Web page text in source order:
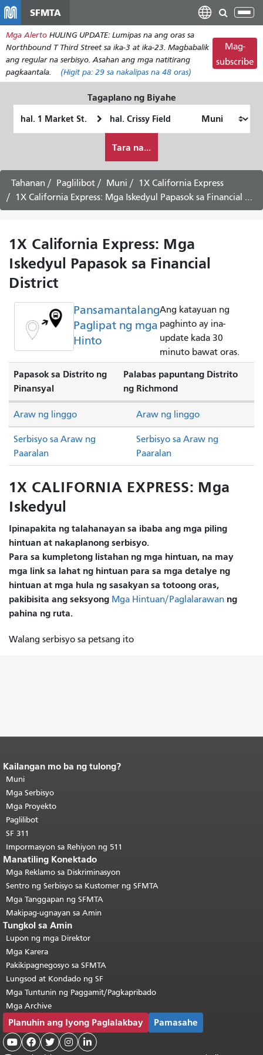
pangunahing
nilalaman
SFMTA
I-
ang
Mga Alerto HULING UPDATE: Lumipas na ang oras sa
Northbound T Third Street sa ika-3 at ika-23. Magbabalik
ang regular na serbisyo. Asahan ang mga natitirang
pagkaantala.
(Higit pa: 29 sa nakalipas na 48 oras)
Mag-
subscribe
Tagaplano ng Biyahe
ko
gustong
maglakbay
Tara na...
Tahanan Paglilibot Muni
1X California Express
1X California Express: Mga Iskedyul Papasok sa Financial District
1X California Express: Mga
Iskedyul Papasok sa Financial
District
Pansamantalang
Paglipat ng mga
Hinto
Ang katayuan ng
paghinto ay ina-
update kada 30
minuto bawat oras.
Papasok sa Distrito ng
Pinansyal
Palabas papuntang Distrito
ng Richmond
Araw ng linggo Araw ng linggo
Serbisyo sa Araw ng
Paaralan
Serbisyo sa Araw ng
Paaralan
1X CALIFORNIA EXPRESS: Mga
Iskedyul
Ipinapakita ng talahanayan sa ibaba ang mga piling
hintuan at nakaplanong serbisyo.
Para sa kumpletong listahan ng mga hintuan, na may
mga link sa lahat ng hintuan para sa mga detalye ng
hintuan at mga hula ng sasakyan sa totoong oras,
pakibisita ang seksyong Mga Hintuan/Paglalarawan ng
pahina ng ruta.
Walang serbisyo sa petsang ito
Katapusan ng nilalaman ng
pahina.
pahinang ito ay nauulit sa bawat
pahina.Bumalik sa itaas ng
pangunahing nilalaman
Kailangan mo ba ng tulong?
Muni
Mga Serbisyo
Mga Proyekto
Paglilibot
SF 311
Impormasyon sa Rehiyon ng 511
Manatiling Konektado
Mga Reklamo sa Diskriminasyon
Sentro ng Serbisyo sa Kustomer ng SFMTA
Mga Tanggapan ng SFMTA
Makipag-ugnayan sa Amin
Tungkol sa Amin
Lupon ng mga Direktor
Mga Karera
Pakikipagnegosyo sa SFMTA
Lungsod at Kondado ng SF
Mga Tuntunin ng Paggamit/Pagkapribado
Mga Archive
Planuhin ang Iyong Paglalakbay Pamasahe
    